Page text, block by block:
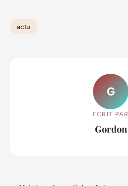
actu
G
ECRIT PAR
Gordon